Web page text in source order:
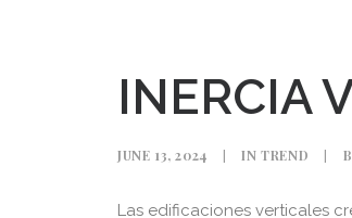
INERCIA
JUNE 13, 2024 | INTREND |
Las edificaciones verticales